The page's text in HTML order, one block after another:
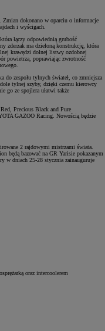
Zmian dokonano w oparciu o informacje
i wyścigach.
łączy odpowiednią grubość
zderzak ma dzieloną konstrukcję, która
krawędzi dolnej listwy ozdobnej
powietrza, poprawiając zwrotność
do zespołu tylnych świateł, co zmniejsza
tylnej szyby, dzięki czemu kierowcy
go ze spojlera ułatwi także
Precious Black and Pure
GAZOO Racing. Nowością będzie
2 rajdowymi mistrzami świata.
będą bazować na GR Yarisie pokazanym
w dniach 25-28 stycznia zainauguruje
oraz intercoolerem